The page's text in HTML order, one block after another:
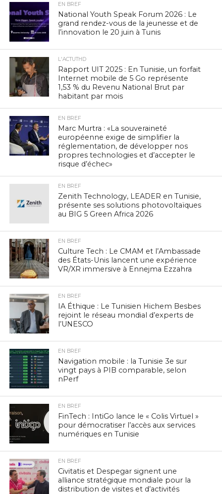
EN BREF
National Youth Speak Forum 2026 : Le
grand rendez-vous de la jeunesse et de
l’innovation le 20 juin à Tunis
L'ACTUTHD
Rapport UIT 2025 : En Tunisie, un forfait
Internet mobile de 5 Go représente
1,53 % du Revenu National Brut par
habitant par mois
EN BREF
Marc Murtra : «La souveraineté
européenne exige de simplifier la
réglementation, de développer nos
propres technologies et d’accepter le
risque d’échec»
EN BREF
Zenith Technology, LEADER en Tunisie,
présente ses solutions photovoltaïques
au BIG 5 Green Africa 2026
EN BREF
Culture Tech : Le CMAM et l’Ambassade
des États-Unis lancent une expérience
VR/XR immersive à Ennejma Ezzahra
EN BREF
IA Éthique : Le Tunisien Hichem Besbes
rejoint le réseau mondial d’experts de
l’UNESCO
EN BREF
Navigation mobile : la Tunisie 3e sur
vingt pays à PIB comparable, selon
nPerf
EN BREF
FinTech : IntiGo lance le « Colis Virtuel »
pour démocratiser l’accès aux services
numériques en Tunisie
EN BREF
Civitatis et Despegar signent une
alliance stratégique mondiale pour la
distribution de visites et d’activités